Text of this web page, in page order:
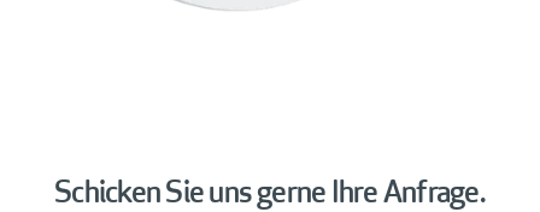
Schicken Sie uns gerne Ihre Anfrage.